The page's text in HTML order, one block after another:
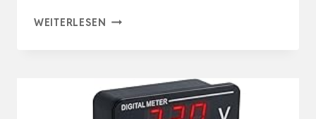
WEITERLESEN AC
VOLTMETER
AMPEREMETER